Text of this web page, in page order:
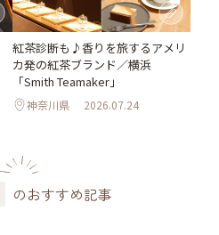
紅茶診断も♪香りを旅するアメリ
カ発の紅茶ブランド／横浜
「Smith Teamaker」
神奈川県 2026.07.24
のおすすめ記事